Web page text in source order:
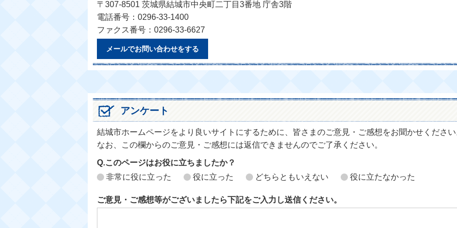
〒307-8501 茨城県結城市中央町二丁目3番地 庁舎3階
電話番号：0296-33-1400
ファクス番号：0296-33-6627
メールでお問い合わせをする
アンケート
結城市ホームページをより良いサイトにするために、皆さまのご意見・ご感想をお聞かせくださ
なお、この欄からのご意見・ご感想には返信できませんのでご了承ください。
Q.このページはお役に立ちましたか？
非常に役に立った
役に立った どちらともいえない 役に立たなかった
ご意見・ご感想等がございましたら下記をご入力し送信ください。